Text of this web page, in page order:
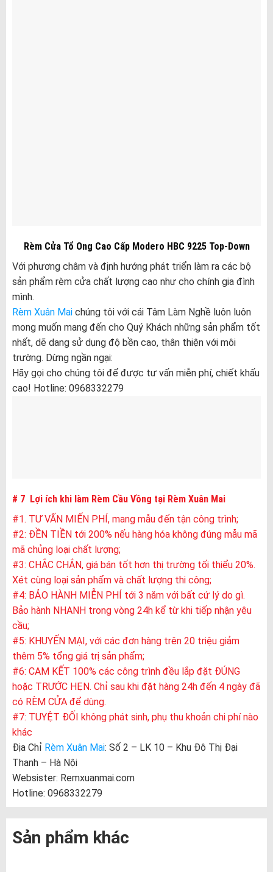
Rèm Cửa Tổ Ong Cao Cấp Modero HBC 9225 Top-Down
Với phương châm và định hướng phát triển làm ra các bộ
sản phẩm rèm cửa chất lượng cao như cho chính gia đình
mình.
Rèm Xuân Maichúng tôi với cái Tâm Làm Nghề luôn luôn
mong muốn mang đến cho Quý Khách những sản phẩm tốt
nhất, dẽ dang sử dụng độ bền cao, thân thiện với môi
trường. Dừng ngần ngại:
Hãy gọi cho chúng tôi để được tư vấn miễn phí, chiết khấu
cao! Hotline: 0968332279
# 7 Lợi ích khi làm Rèm Cầu Vồng tại Rèm Xuân Mai
#1. TƯ VẤN MIẾN PHÍ, mang mẫu đến tận công trình;
#2: ĐỀN TIỀN tới 200% nếu hàng hóa không đúng mẫu mã
mã chủng loại chất lượng;
#3: CHẮC CHẮN, giá bán tốt hơn thị trường tối thiểu 20%.
Xét cùng loại sản phẩm và chất lượng thi công;
#4: BẢO HÀNH MIỄN PHÍ tới 3 năm với bất cứ lý do gì.
Bảo hành NHANH trong vòng 24h kể từ khi tiếp nhận yêu
cầu;
#5: KHUYẾN MẠI, với các đơn hàng trên 20 triệu giảm
thêm 5% tổng giá trị sản phẩm;
#6: CAM KẾT 100% các công trình đều lắp đặt ĐÚNG
hoặc TRƯỚC HẸN. Chỉ sau khi đặt hàng 24h đến 4 ngày đã
có RÈM CỬA để dùng.
#7: TUYỆT ĐỐI không phát sinh, phụ thu khoản chi phí nào
khác
Địa Chỉ Rèm Xuân Mai: Số 2 – LK 10 – Khu Đô Thị Đại
Thanh – Hà Nội
Websister: Remxuanmai.com
Hotline: 0968332279
Sản phẩm khác